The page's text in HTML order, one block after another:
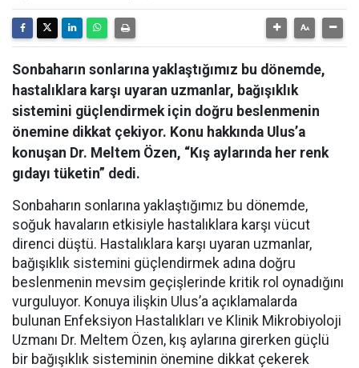
Sonbaharın sonlarına yaklaştığımız bu dönemde,
hastalıklara karşı uyaran uzmanlar, bağışıklık
sistemini güçlendirmek için doğru beslenmenin
önemine dikkat çekiyor. Konu hakkında Ulus’a
konuşan Dr. Meltem Özen, “Kış aylarında her renk
gıdayı tüketin” dedi.
Sonbaharın sonlarına yaklaştığımız bu dönemde,
soğuk havaların etkisiyle hastalıklara karşı vücut
direnci düştü. Hastalıklara karşı uyaran uzmanlar,
bağışıklık sistemini güçlendirmek adına doğru
beslenmenin mevsim geçişlerinde kritik rol oynadığını
vurguluyor. Konuya ilişkin Ulus’a açıklamalarda
bulunan Enfeksiyon Hastalıkları ve Klinik Mikrobiyoloji
Uzmanı Dr. Meltem Özen, kış aylarına girerken güçlü
bir bağışıklık sisteminin önemine dikkat çekerek